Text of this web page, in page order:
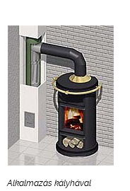
Alkalmazás kályhával